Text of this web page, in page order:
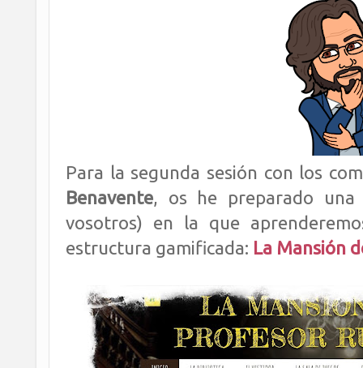
Para la segunda sesión con los
Benavente, os he preparado una
vosotros) en la que
estructura gamificada: La Mansión